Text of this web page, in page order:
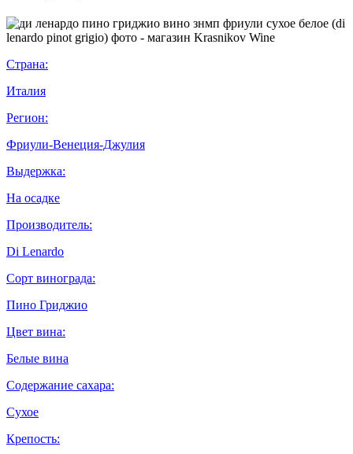
Страна:
Италия
Регион:
Фриули-Венеция-Джулия
Выдержка:
На осадке
Производитель:
Di Lenardo
Сорт винограда:
Пино Гриджио
Цвет вина:
Белые вина
Содержание сахара:
Сухое
Крепость: